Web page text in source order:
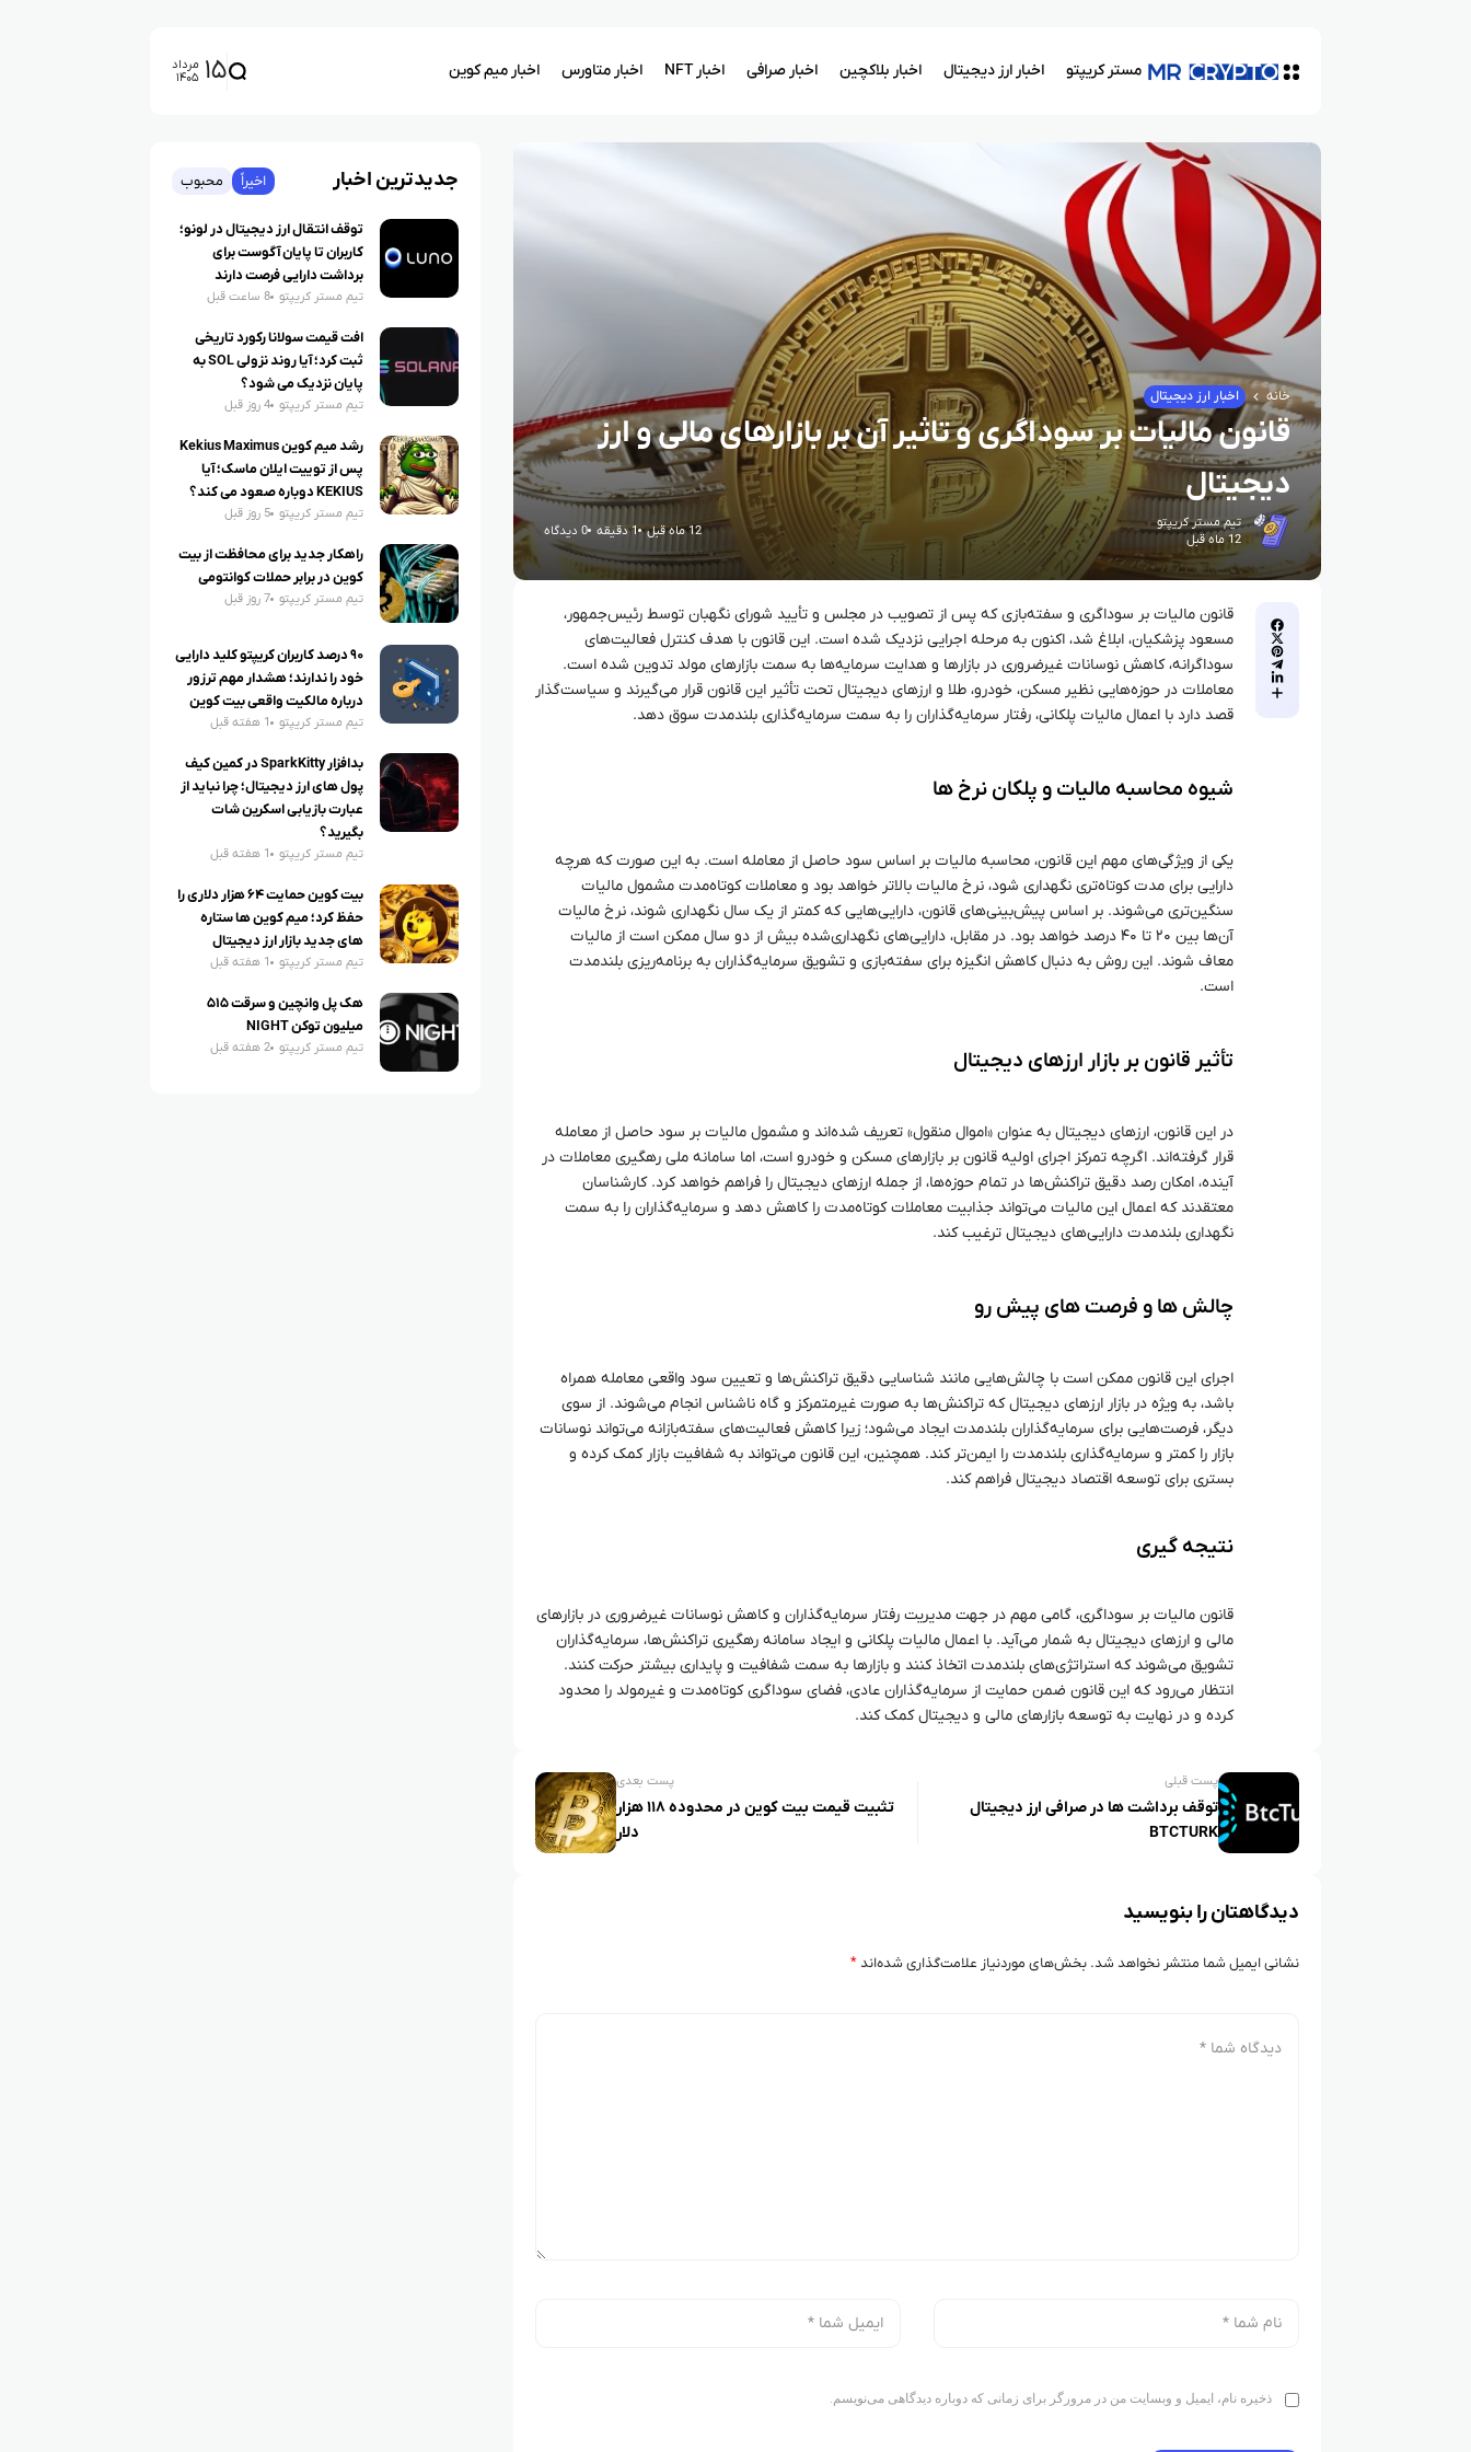
مستر کریپتو اخبار ارز دیجیتال اخبار بلاکچین اخبار صرافی اخبار NFT اخبار متاورس اخبار میم کوین ۱۵ مرداد
۱۴۰۵
خانه اخبار ارز دیجیتال
قانون مالیات بر سوداگری و تاثیر آن بر بازارهای مالی و ارز
دیجیتال
تیم مستر کریپتو
12 ماه قبل
12 ماه قبل 1 دقیقه 0 دیدگاه
قانون مالیات بر سوداگری و سفته‌بازی که پس از تصویب در مجلس و تأیید شورای نگهبان توسط رئیس‌جمهور،
مسعود پزشکیان، ابلاغ شد، اکنون به مرحله اجرایی نزدیک شده است. این قانون با هدف کنترل فعالیت‌های
سوداگرانه، کاهش نوسانات غیرضروری در بازارها و هدایت سرمایه‌ها به سمت بازارهای مولد تدوین شده است.
معاملات در حوزه‌هایی نظیر مسکن، خودرو، طلا و ارزهای دیجیتال تحت تأثیر این قانون قرار می‌گیرند و سیاست‌گذار
قصد دارد با اعمال مالیات پلکانی، رفتار سرمایه‌گذاران را به سمت سرمایه‌گذاری بلندمدت سوق دهد.
شیوه محاسبه مالیات و پلکان نرخ‌ ها
یکی از ویژگی‌های مهم این قانون، محاسبه مالیات بر اساس سود حاصل از معامله است. به این صورت که هرچه
دارایی برای مدت کوتاه‌تری نگهداری شود، نرخ مالیات بالاتر خواهد بود و معاملات کوتاه‌مدت مشمول مالیات
سنگین‌تری می‌شوند. بر اساس پیش‌بینی‌های قانون، دارایی‌هایی که کمتر از یک سال نگهداری شوند، نرخ مالیات
آن‌ها بین ۲۰ تا ۴۰ درصد خواهد بود. در مقابل، دارایی‌های نگهداری‌شده بیش از دو سال ممکن است از مالیات
معاف شوند. این روش به دنبال کاهش انگیزه برای سفته‌بازی و تشویق سرمایه‌گذاران به برنامه‌ریزی بلندمدت
است.
تأثیر قانون بر بازار ارزهای دیجیتال
در این قانون، ارزهای دیجیتال به عنوان «اموال منقول» تعریف شده‌اند و مشمول مالیات بر سود حاصل از معامله
قرار گرفته‌اند. اگرچه تمرکز اجرای اولیه قانون بر بازارهای مسکن و خودرو است، اما سامانه ملی رهگیری معاملات در
آینده، امکان رصد دقیق تراکنش‌ها در تمام حوزه‌ها، از جمله ارزهای دیجیتال را فراهم خواهد کرد. کارشناسان
معتقدند که اعمال این مالیات می‌تواند جذابیت معاملات کوتاه‌مدت را کاهش دهد و سرمایه‌گذاران را به سمت
نگهداری بلندمدت دارایی‌های دیجیتال ترغیب کند.
چالش‌ ها و فرصت‌ های پیش‌ رو
اجرای این قانون ممکن است با چالش‌هایی مانند شناسایی دقیق تراکنش‌ها و تعیین سود واقعی معامله همراه
باشد، به ویژه در بازار ارزهای دیجیتال که تراکنش‌ها به صورت غیرمتمرکز و گاه ناشناس انجام می‌شوند. از سوی
دیگر، فرصت‌هایی برای سرمایه‌گذاران بلندمدت ایجاد می‌شود؛ زیرا کاهش فعالیت‌های سفته‌بازانه می‌تواند نوسانات
بازار را کمتر و سرمایه‌گذاری بلندمدت را ایمن‌تر کند. همچنین، این قانون می‌تواند به شفافیت بازار کمک کرده و
بستری برای توسعه اقتصاد دیجیتال فراهم کند.
نتیجه‌ گیری
قانون مالیات بر سوداگری، گامی مهم در جهت مدیریت رفتار سرمایه‌گذاران و کاهش نوسانات غیرضروری در بازارهای
مالی و ارزهای دیجیتال به شمار می‌آید. با اعمال مالیات پلکانی و ایجاد سامانه رهگیری تراکنش‌ها، سرمایه‌گذاران
تشویق می‌شوند که استراتژی‌های بلندمدت اتخاذ کنند و بازارها به سمت شفافیت و پایداری بیشتر حرکت کنند.
انتظار می‌رود که این قانون ضمن حمایت از سرمایه‌گذاران عادی، فضای سوداگری کوتاه‌مدت و غیرمولد را محدود
کرده و در نهایت به توسعه بازارهای مالی و دیجیتال کمک کند.
پست قبلی
توقف برداشت‌ ها در صرافی ارز دیجیتال
BTCTURK
پست بعدی
تثبیت قیمت بیت کوین در محدوده ۱۱۸ هزار
دلار
دیدگاهتان را بنویسید
نشانی ایمیل شما منتشر نخواهد شد. بخش‌های موردنیاز علامت‌گذاری شده‌اند*
ذخیره نام، ایمیل و وبسایت من در مرورگر برای زمانی که دوباره دیدگاهی می‌نویسم.
جدیدترین اخبار اخیراً محبوب
توقف انتقال ارز دیجیتال در لونو؛
کاربران تا پایان آگوست برای
برداشت دارایی فرصت دارند
تیم مستر کریپتو 8 ساعت قبل
افت قیمت سولانا رکورد تاریخی
ثبت کرد؛ آیا روند نزولی SOL به
پایان نزدیک می شود؟
تیم مستر کریپتو 4 روز قبل
رشد میم کوین Kekius Maximus
پس از توییت ایلان ماسک؛ آیا
KEKIUS دوباره صعود می کند؟
تیم مستر کریپتو 5 روز قبل
راهکار جدید برای محافظت از بیت
کوین در برابر حملات کوانتومی
تیم مستر کریپتو 7 روز قبل
۹۰ درصد کاربران کریپتو کلید دارایی
خود را ندارند؛ هشدار مهم ترزور
درباره مالکیت واقعی بیت کوین
تیم مستر کریپتو 1 هفته قبل
بدافزار SparkKitty در کمین کیف
پول های ارز دیجیتال؛ چرا نباید از
عبارت بازیابی اسکرین شات
بگیرید؟
تیم مستر کریپتو 1 هفته قبل
بیت کوین حمایت ۶۴ هزار دلاری را
حفظ کرد؛ میم کوین ها ستاره
های جدید بازار ارز دیجیتال
تیم مستر کریپتو 1 هفته قبل
هک پل وانچین و سرقت ۵۱۵
میلیون توکن NIGHT
تیم مستر کریپتو 2 هفته قبل